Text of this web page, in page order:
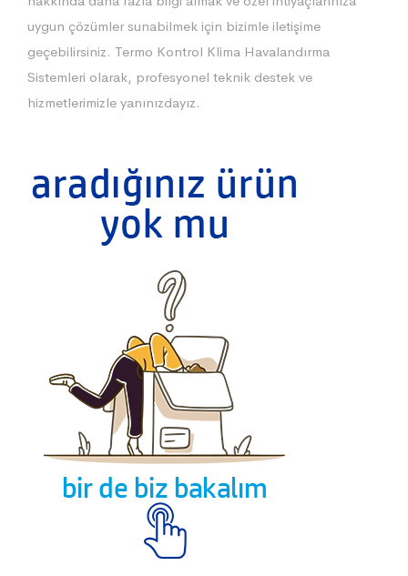
uygun çözümler sunabilmek için bizimle iletişime
geçebilirsiniz. Termo Kontrol Klima Havalandırma
Sistemleri olarak, profesyonel teknik destek ve
hizmetlerimizle yanınızdayız.